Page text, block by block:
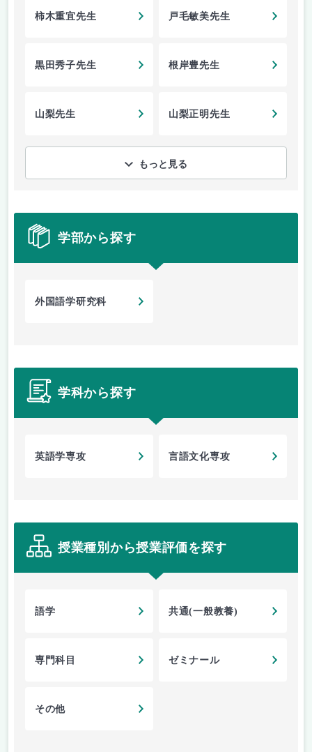
柿木重宜先生 戸毛敏美先生
黒田秀子先生 根岸豊先生
山梨先生 山梨正明先生
もっと見る
学部から探す
外国語学研究科
学科から探す
英語学専攻 言語文化専攻
授業種別から授業評価を探す
語学 共通(一般教養)
専門科目 ゼミナール
その他